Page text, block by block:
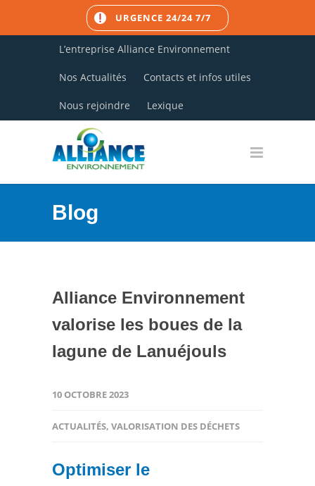
L’entreprise Alliance Environnement
Nos Actualités Contacts et infos utiles
Nous rejoindre Lexique
Blog
Alliance Environnement
valorise les boues de la
lagune de Lanuéjouls
10 OCTOBRE 2023
ACTUALITÉS, VALORISATION DES DÉCHETS
Optimiser le
URGENCE 24/24 7/7